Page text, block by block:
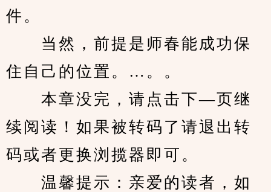
件。
当然，前提是师春能成功保
住自己的位置。…。。
本章没完，请点击下—页继
续阅读！如果被转码了请退出转
码或者更换浏揽器即可。
温馨提示：亲爱的读者，如